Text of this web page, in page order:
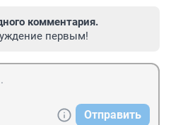
комментария.
первым!
Отправить